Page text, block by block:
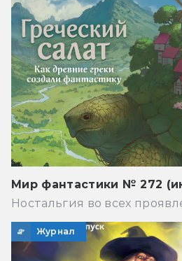
Мир фантастики № 272
Ностальгия во всех
Журнал